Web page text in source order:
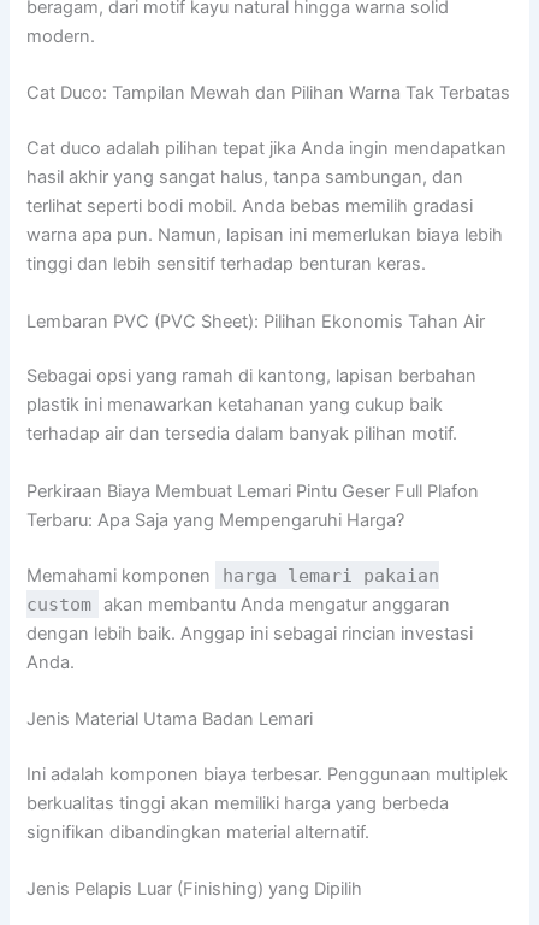
beragam, dari motif kayu natural hingga warna solid
modern.
Cat Duco: Tampilan Mewah dan Pilihan Warna Tak Terbatas
Cat duco adalah pilihan tepat jika Anda ingin mendapatkan
hasil akhir yang sangat halus, tanpa sambungan, dan
terlihat seperti bodi mobil. Anda bebas memilih gradasi
warna apa pun. Namun, lapisan ini memerlukan biaya lebih
tinggi dan lebih sensitif terhadap benturan keras.
Lembaran PVC (PVC Sheet): Pilihan Ekonomis Tahan Air
Sebagai opsi yang ramah di kantong, lapisan berbahan
plastik ini menawarkan ketahanan yang cukup baik
terhadap air dan tersedia dalam banyak pilihan motif.
Perkiraan Biaya Membuat Lemari Pintu Geser Full Plafon
Terbaru: Apa Saja yang Mempengaruhi Harga?
Memahami komponen
harga lemari pakaian
custom akan membantu Anda mengatur anggaran
dengan lebih baik. Anggap ini sebagai rincian investasi
Anda.
Jenis Material Utama Badan Lemari
Ini adalah komponen biaya terbesar. Penggunaan multiplek
berkualitas tinggi akan memiliki harga yang berbeda
signifikan dibandingkan material alternatif.
Jenis Pelapis Luar (Finishing) yang Dipilih